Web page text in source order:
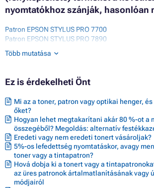
nyomtatókhoz szánják, hasonlóan
Patron EPSON STYLUS PRO 7700
Patron EPSON STYLUS PRO 7890
Patron EPSON STYLUS PRO 7890 SERIES
Patron EPSON STYLUS PRO 7890
Patron EPSON STYLUS PRO 7900
Patron EPSON STYLUS PRO 7900 SERIES
Patron EPSON STYLUS PRO 7900 SPECTRO
Patron EPSON STYLUS PRO 7900 SPECTRO
Patron EPSON STYLUS PRO 9700
Patron EPSON STYLUS PRO 9890
Patron EPSON STYLUS PRO 9890 SERIES
Patron EPSON STYLUS PRO 9890
Patron EPSON STYLUS PRO 9890
Patron EPSON STYLUS PRO 9900
Patron EPSON STYLUS PRO 9900 SPECTRO
Patron EPSON STYLUS PRO WT7900
Több mutatása
Ez is érdekelheti Önt
Mi az a toner, patron vagy optikai henger,
őket?
Hogyan lehet megtakarítani akár 80 %-ot a
összegéből? Megoldás: alternatív
Eredeti vagy nem eredeti tonert vásároljak?
5%-os lefedettség nyomtatáskor, avagy
toner vagy a tintapatron?
Hová dobja ki a tonert vagy a
az üres patronok ártalmatlanításának vagy
módjairól